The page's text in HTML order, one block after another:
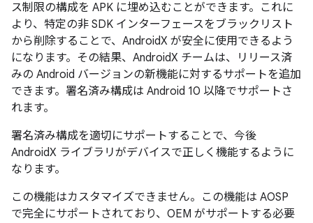
ス制限の構成を APK に埋め込むことができます。これに
より、特定の非 SDK インターフェースをブラックリスト
から削除することで、AndroidX が安全に使用できるよう
になります。その結果、AndroidX チームは、リリース済
みの Android バージョンの新機能に対するサポートを追加
できます。署名済み構成は Android 10 以降でサポートさ
れます。
署名済み構成を適切にサポートすることで、今後
AndroidX ライブラリがデバイスで正しく機能するように
なります。
この機能はカスタマイズできません。この機能は AOSP
で完全にサポートされており、OEM がサポートする必要